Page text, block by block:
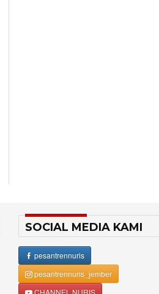
SOCIAL MEDIA KAMI
pesantrennuris
pesantrennuris_jember
CHANNEL NURIS